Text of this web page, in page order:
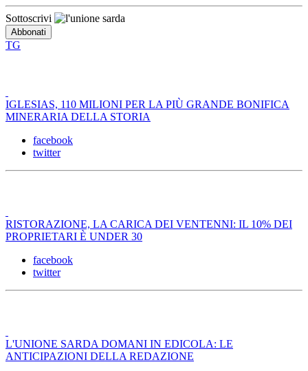
Sottoscrivi
TG
IGLESIAS, 110 MILIONI PER LA PIÙ GRANDE BONIFICA
MINERARIA DELLA STORIA
facebook
twitter
RISTORAZIONE, LA CARICA DEI VENTENNI: IL 10% DEI
PROPRIETARI È UNDER 30
facebook
twitter
L'UNIONE SARDA DOMANI IN EDICOLA: LE
ANTICIPAZIONI DELLA REDAZIONE